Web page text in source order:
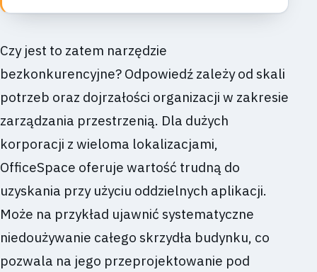
Czy jest to zatem narzędzie
bezkonkurencyjne? Odpowiedź zależy od skali
potrzeb oraz dojrzałości organizacji w zakresie
zarządzania przestrzenią. Dla dużych
korporacji z wieloma lokalizacjami,
OfficeSpace oferuje wartość trudną do
uzyskania przy użyciu oddzielnych aplikacji.
Może na przykład ujawnić systematyczne
niedoużywanie całego skrzydła budynku, co
pozwala na jego przeprojektowanie pod